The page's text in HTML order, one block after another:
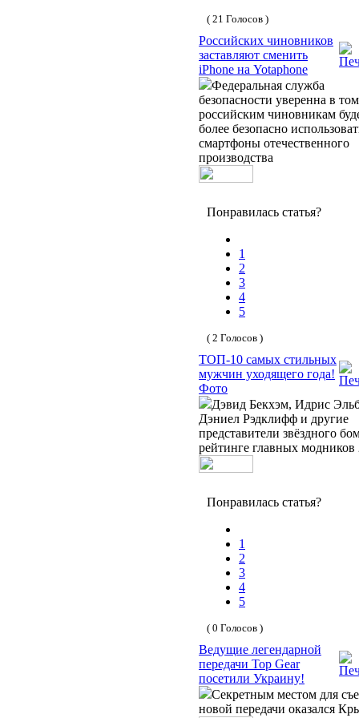
( 21 Голосов )
Российских чиновников
заставляют сменить
iPhone на Yotaphone
Федеральная служба
безопасности уверенна в
российским чиновникам
более безопасно
смартфоны отечественного
производства
Понравилась статья?
1
2
3
4
5
( 2 Голосов )
ТОП-10 самых стильных
мужчин уходящего года!
Фото
Дэвид Бекхэм, Идрис
Дэниел Рэдклифф и другие
представители звёздного
рейтинге главных модников
Понравилась статья?
1
2
3
4
5
( 0 Голосов )
Ведущие легендарной
передачи Top Gear
посетили Украину!
Секретным местом для
новой передачи оказался